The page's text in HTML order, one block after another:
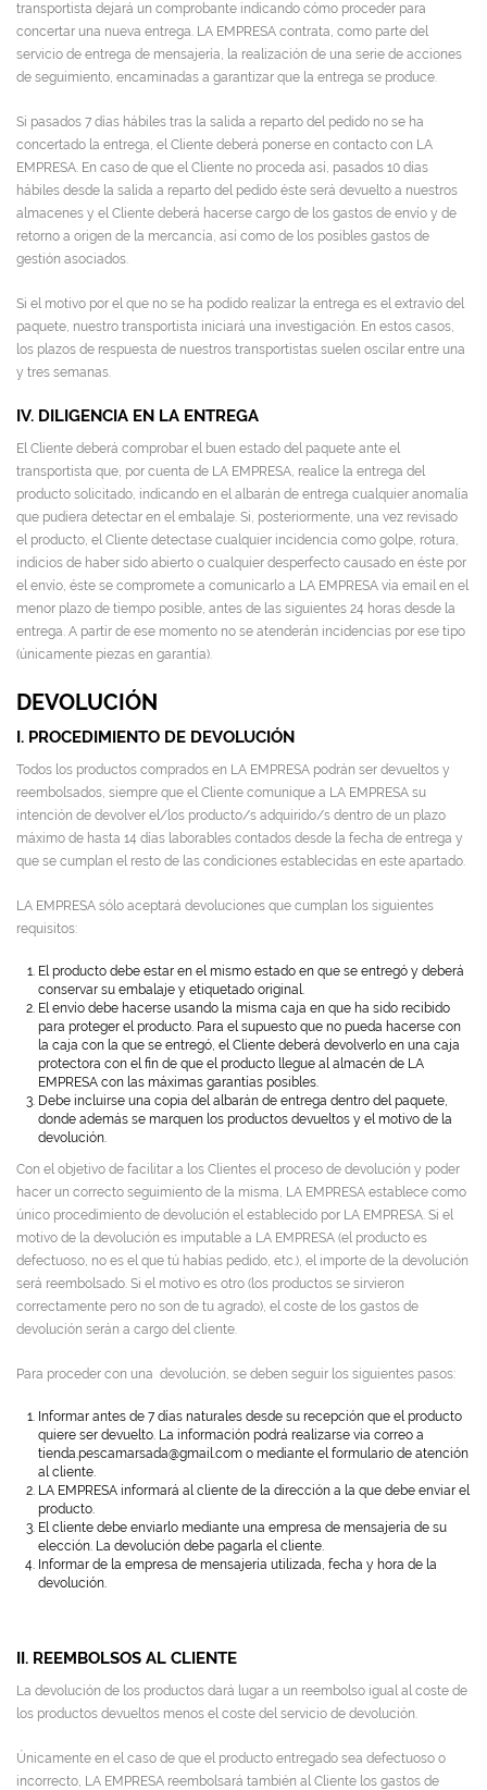
transportista dejará un comprobante indicando cómo proceder para
concertar una nueva entrega. LA EMPRESA contrata, como parte del
servicio de entrega de mensajería, la realización de una serie de acciones
de seguimiento, encaminadas a garantizar que la entrega se produce.
Si pasados 7 días hábiles tras la salida a reparto del pedido no se ha
concertado la entrega, el Cliente deberá ponerse en contacto con LA
EMPRESA. En caso de que el Cliente no proceda así, pasados 10 días
hábiles desde la salida a reparto del pedido éste será devuelto a nuestros
almacenes y el Cliente deberá hacerse cargo de los gastos de envío y de
retorno a origen de la mercancía, así como de los posibles gastos de
gestión asociados.
Si el motivo por el que no se ha podido realizar la entrega es el extravío del
paquete, nuestro transportista iniciará una investigación. En estos casos,
los plazos de respuesta de nuestros transportistas suelen oscilar entre una
y tres semanas.
IV. DILIGENCIA EN LA ENTREGA
El Cliente deberá comprobar el buen estado del paquete ante el
transportista que, por cuenta de LA EMPRESA, realice la entrega del
producto solicitado, indicando en el albarán de entrega cualquier anomalía
que pudiera detectar en el embalaje. Si, posteriormente, una vez revisado
el producto, el Cliente detectase cualquier incidencia como golpe, rotura,
indicios de haber sido abierto o cualquier desperfecto causado en éste por
el envío, éste se compromete a comunicarlo a LA EMPRESA vía email en el
menor plazo de tiempo posible, antes de las siguientes 24 horas desde la
entrega. A partir de ese momento no se atenderán incidencias por ese tipo
(únicamente piezas en garantía).
DEVOLUCIÓN
I. PROCEDIMIENTO DE DEVOLUCIÓN
Todos los productos comprados en LA EMPRESA podrán ser devueltos y
reembolsados, siempre que el Cliente comunique a LA EMPRESA su
intención de devolver el/los producto/s adquirido/s dentro de un plazo
máximo de hasta 14 días laborables contados desde la fecha de entrega y
que se cumplan el resto de las condiciones establecidas en este apartado.
LA EMPRESA sólo aceptará devoluciones que cumplan los siguientes
requisitos:
El producto debe estar en el mismo estado en que se entregó y deberá
conservar su embalaje y etiquetado original.
El envío debe hacerse usando la misma caja en que ha sido recibido
para proteger el producto. Para el supuesto que no pueda hacerse con
la caja con la que se entregó, el Cliente deberá devolverlo en una caja
protectora con el fin de que el producto llegue al almacén de LA
EMPRESA con las máximas garantías posibles.
Debe incluirse una copia del albarán de entrega dentro del paquete,
donde además se marquen los productos devueltos y el motivo de la
devolución.
Con el objetivo de facilitar a los Clientes el proceso de devolución y poder
hacer un correcto seguimiento de la misma, LA EMPRESA establece como
único procedimiento de devolución el establecido por LA EMPRESA. Si el
motivo de la devolución es imputable a LA EMPRESA (el producto es
defectuoso, no es el que tú habías pedido, etc.), el importe de la devolución
será reembolsado. Si el motivo es otro (los productos se sirvieron
correctamente pero no son de tu agrado), el coste de los gastos de
devolución serán a cargo del cliente.
Para proceder con una devolución, se deben seguir los siguientes pasos:
Informar antes de 7 días naturales desde su recepción que el producto
quiere ser devuelto. La información podrá realizarse via correo a
tienda.pescamarsada@gmail.com o mediante el formulario de atención
al cliente.
LA EMPRESA informará al cliente de la dirección a la que debe enviar el
producto.
El cliente debe enviarlo mediante una empresa de mensajería de su
elección. La devolución debe pagarla el cliente.
Informar de la empresa de mensajería utilizada, fecha y hora de la
devolución.
II. REEMBOLSOS AL CLIENTE
La devolución de los productos dará lugar a un reembolso igual al coste de
los productos devueltos menos el coste del servicio de devolución.
Únicamente en el caso de que el producto entregado sea defectuoso o
incorrecto, LA EMPRESA reembolsará también al Cliente los gastos de